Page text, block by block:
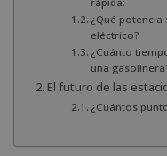
¿Qué
eléctrico?
¿Cuánto
una
El futuro de las
¿Cuántos